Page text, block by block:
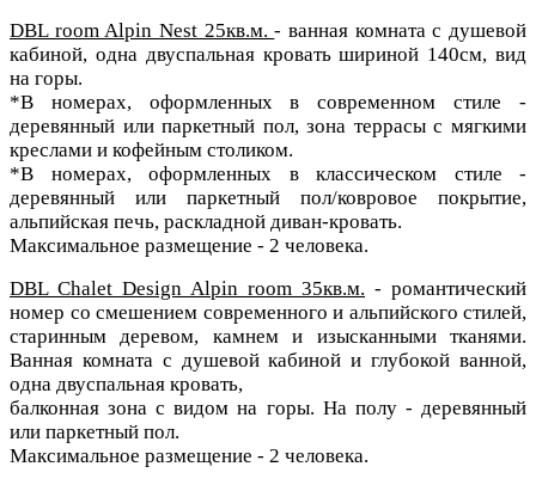
DBL room Alpin Nest 25кв.м.- ванная комната с душевой
кабиной, одна двуспальная кровать шириной 140см, вид
на горы.
*В номерах, оформленных в современном стиле -
деревянный или паркетный пол, зона террасы с мягкими
креслами и кофейным столиком.
*В номерах, оформленных в классическом стиле -
деревянный или паркетный пол/ковровое покрытие,
альпийская печь, раскладной диван-кровать.
Максимальное размещение - 2 человека.
DBL Chalet Design Alpin room 35кв.м. - романтический
номер со смешением современного и альпийского стилей,
старинным деревом, камнем и изысканными тканями.
Ванная комната с душевой кабиной и глубокой ванной,
одна двуспальная кровать,
балконная зона с видом на горы. На полу - деревянный
или паркетный пол.
Максимальное размещение - 2 человека.